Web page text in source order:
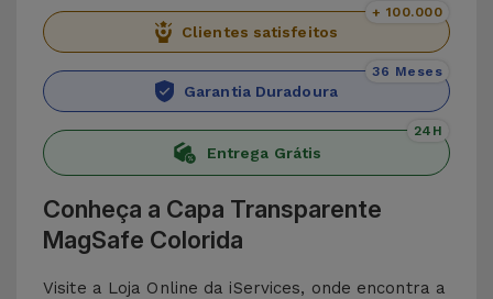
Clientes satisfeitos
+ 100.000
Garantia Duradoura
36 Meses
Entrega Grátis
24H
Conheça a Capa Transparente
MagSafe Colorida
Visite a Loja Online da iServices, onde encontra a